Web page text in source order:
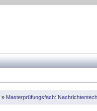
» Masterprüfungsfach: